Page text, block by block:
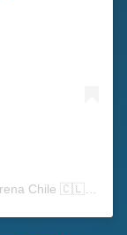
Una publicación compartida por Movistar Arena Chile 🇨🇱 (@movistararena)